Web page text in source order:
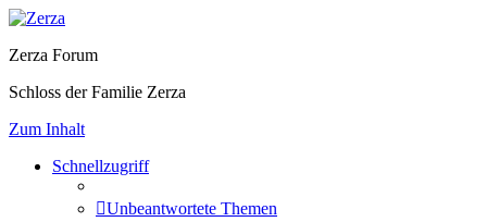
Zerza Forum
Schloss der Familie Zerza
Zum Inhalt
Schnellzugriff
Unbeantwortete Themen